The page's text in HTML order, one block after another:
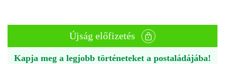
Újság előfizetés
Kapja meg a legjobb történeteket a postaládájába!